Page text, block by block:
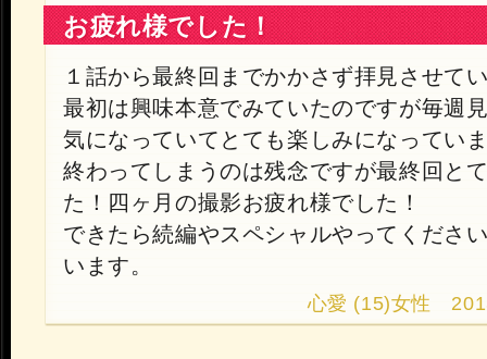
お疲れ様でした！
１話から最終回までかかさず拝見させて
最初は興味本意でみていたのですが毎週
気になっていてとても楽しみになってい
終わってしまうのは残念ですが最終回と
た！四ヶ月の撮影お疲れ様でした！
できたら続編やスペシャルやってくださ
います。
心愛 (15)女性